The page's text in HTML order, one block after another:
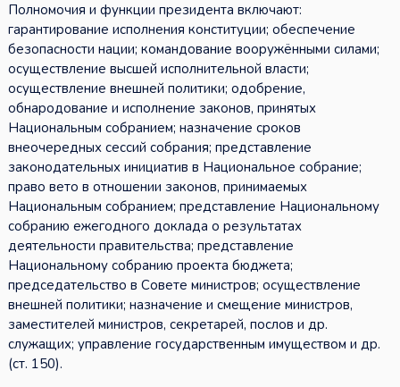
Полномочия и функции президента включают:
гарантирование исполнения конституции; обеспечение
безопасности нации; командование вооружёнными силами;
осуществление высшей исполнительной власти;
осуществление внешней политики; одобрение,
обнародование и исполнение законов, принятых
Национальным собранием; назначение сроков
внеочередных сессий собрания; представление
законодательных инициатив в Национальное собрание;
право вето в отношении законов, принимаемых
Национальным собранием; представление Национальному
собранию ежегодного доклада о результатах
деятельности правительства; представление
Национальному собранию проекта бюджета;
председательство в Совете министров; осуществление
внешней политики; назначение и смещение министров,
заместителей министров, секретарей, послов и др.
служащих; управление государственным имуществом и др.
(ст. 150).